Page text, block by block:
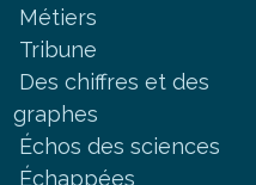
Métiers
Tribune
Des chiffres et des
graphes
Échos des sciences
Échappées